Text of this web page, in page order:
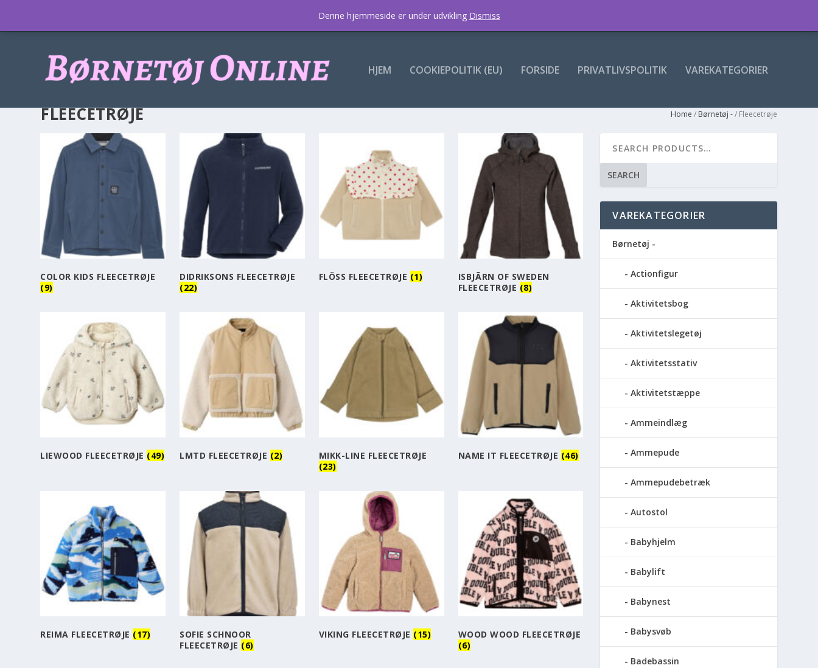
HJEM COOKIEPOLITIK (EU) FORSIDE PRIVATLIVSPOLITIK VAREKATEGORIER
FLEECETRØJE Home / Børnetøj -/ Fleecetrøje
COLOR KIDS FLEECETRØJE
(9)
DIDRIKSONS FLEECETRØJE
(22)
FLÖSS FLEECETRØJE (1)
ISBJÃRN OF SWEDEN
FLEECETRØJE (8)
LIEWOOD FLEECETRØJE (49) LMTD FLEECETRØJE (2)
MIKK-LINE FLEECETRØJE
(23)
NAME IT FLEECETRØJE (46)
REIMA FLEECETRØJE (17)
SOFIE SCHNOOR
FLEECETRØJE (6)
VIKING FLEECETRØJE (15)
WOOD WOOD FLEECETRØJE
(6)
SEARCH
VAREKATEGORIER
Børnetøj -
Actionfigur
Aktivitetsbog
Aktivitetslegetøj
Aktivitetsstativ
Aktivitetstæppe
Ammeindlæg
Ammepude
Ammepudebetræk
Autostol
Babyhjelm
Babylift
Babynest
Babysvøb
Badebassin
Denne hjemmeside er under udvikling Dismiss